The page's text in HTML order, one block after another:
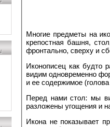
Многие предметы на
крепостная башня,
фронтально, сверху и
Иконописец как будто
видим одновременно
и ее содержимое
Перед нами стол: мы
разложены угощения и
Икона не показывает